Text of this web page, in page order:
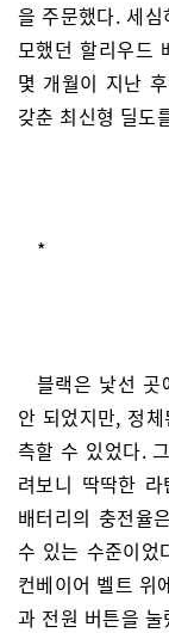
을 주문했다. 세
모했던 할리우드
몇 개월이 지난
갖춘 최신형 딜도
*
블랙은 낯선 곳
안 되었지만, 정
측할 수 있었다.
려보니 딱딱한
배터리의 충전율
수 있는 수준이었
컨베이어 벨트 위
과 전원 버튼을